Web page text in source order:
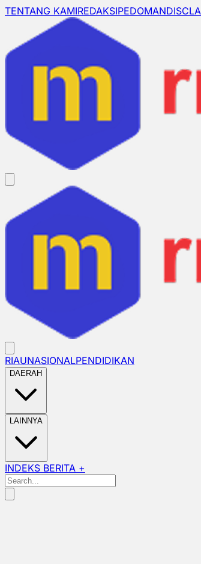
TENTANG KAMIREDAKSIPEDOMAN
RIAUNASIONALPENDIDIKAN
DAERAH
LAINNYA
INDEKS BERITA +